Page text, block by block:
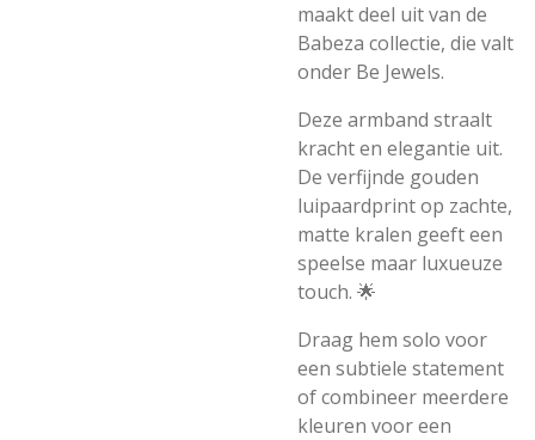
maakt deel uit van de
Babeza collectie, die valt
onder Be Jewels.
Deze armband straalt
kracht en elegantie uit.
De verfijnde gouden
luipaardprint op zachte,
matte kralen geeft een
speelse maar luxueuze
touch. 🌟
Draag hem solo voor
een subtiele statement
of combineer meerdere
kleuren voor een